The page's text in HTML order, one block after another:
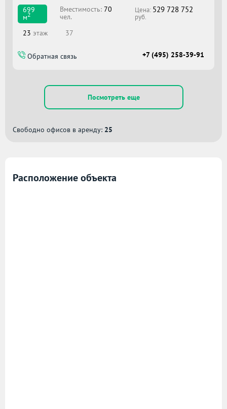
699
м2
Вместимоcть:70
чел.
Цена: 529 728 752
руб.
23 этаж 37
Обратная связь +7 (495) 258-39-91
Посмотреть еще
Свободно офисов в аренду: 25
Расположение объекта